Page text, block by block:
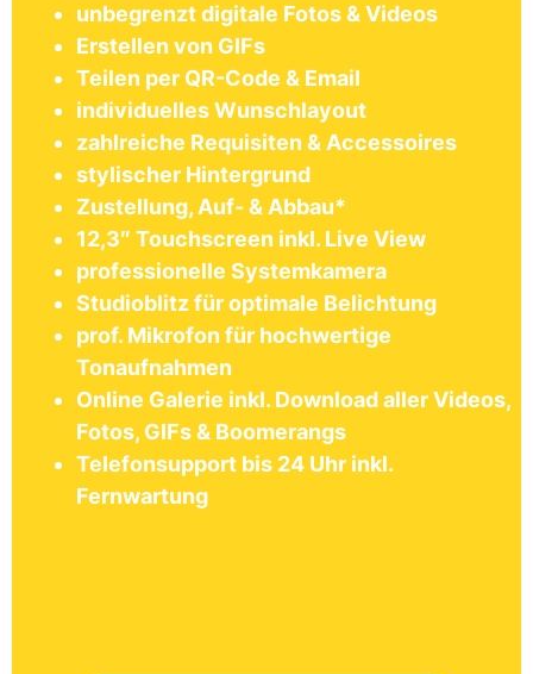
unbegrenzt digitale Fotos & Videos
Erstellen von GIFs
Teilen per QR-Code & Email
individuelles Wunschlayout
zahlreiche Requisiten & Accessoires
stylischer Hintergrund
Zustellung, Auf- & Abbau*
12,3″ Touchscreen inkl. Live View
professionelle Systemkamera
Studioblitz für optimale Belichtung
prof. Mikrofon für hochwertige
Tonaufnahmen
Online Galerie inkl. Download aller Videos,
Fotos, GIFs & Boomerangs
Telefonsupport bis 24 Uhr inkl.
Fernwartung